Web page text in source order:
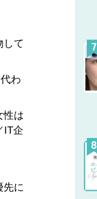
して
わ
性は
IT企
先に